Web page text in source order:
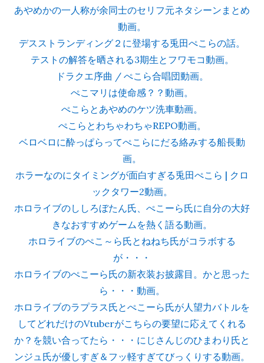
あやめかの一人称が余同士のセリフ元ネタシーンまとめ
動画。
デスストランディング２に登場する兎田ぺこらの話。
テストの解答を晒される3期生とフワモコ動画。
ドラクエ序曲 / ぺこら合唱団動画。
ぺこマリは使命感？？動画。
ぺこらとあやめのケツ洗車動画。
ぺこらとわちゃわちゃREPO動画。
ベロベロに酔っぱらってぺこらにだる絡みする船長動
画。
ホラーなのにタイミングが面白すぎる兎田ぺこら | クロ
ックタワー2動画。
ホロライブのししろぼたん氏、ぺこーら氏に自分の大好
きなおすすめゲームを熱く語る動画。
ホロライブのぺこ～ら氏とねねち氏がコラボする
が・・・
ホロライブのぺこーら氏の新衣装お披露目。かと思った
ら・・・動画。
ホロライブのラプラス氏とぺこーら氏が人望力バトルを
してどれだけのVtuberがこちらの要望に応えてくれる
か？を競い合ってたら・・・にじさんじのひまわり氏と
ンジュ氏が優しすぎ＆フッ軽すぎてびっくりする動画。